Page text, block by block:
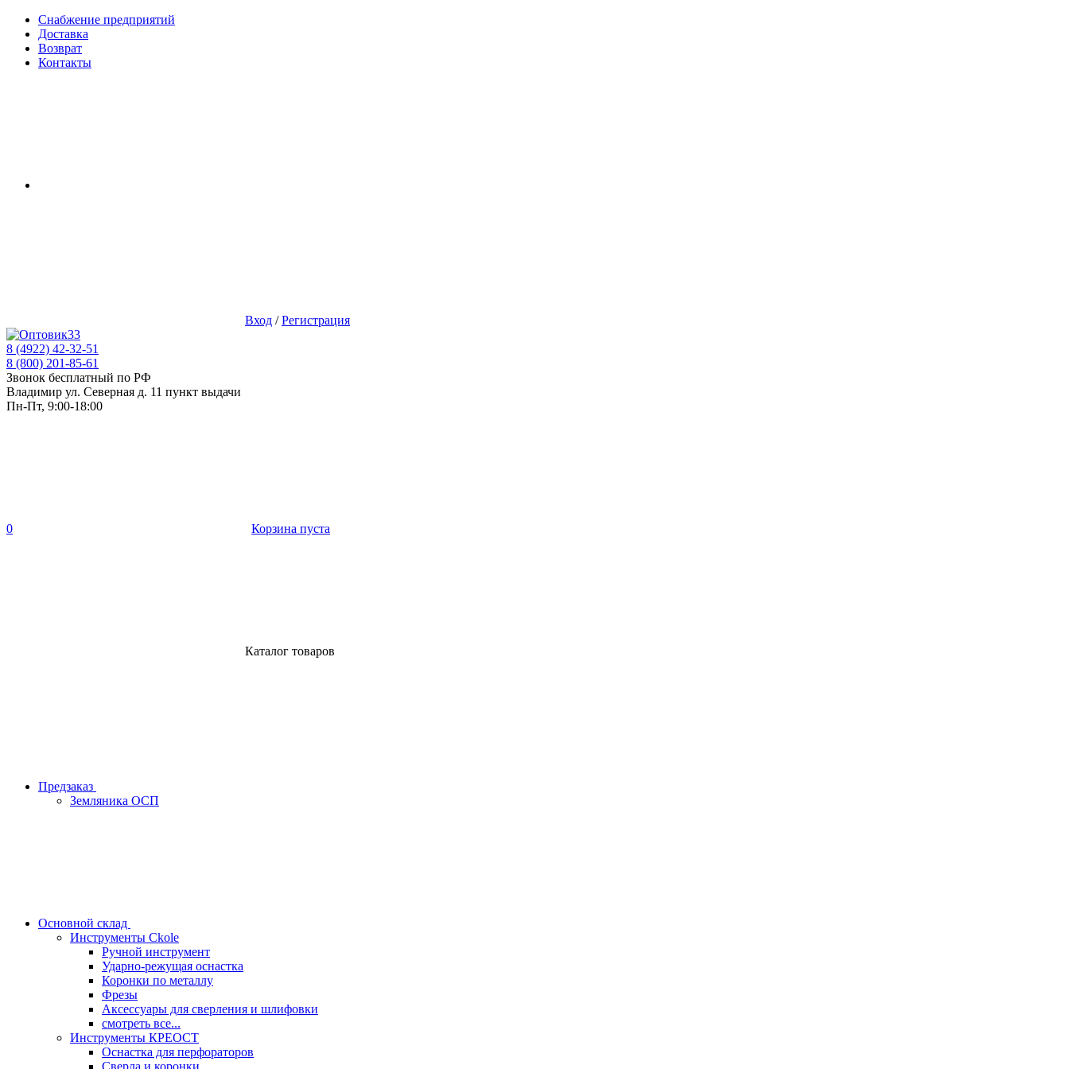
Снабжение предприятий
Доставка
Возврат
Контакты
Вход /Регистрация
8 (4922) 42-32-51
8 (800) 201-85-61
Звонок бесплатный по РФ
Владимир ул. Северная д. 11 пункт выдачи
Пн-Пт, 9:00-18:00
0 Корзина пуста
Каталог товаров
Предзаказ
Земляника ОСП
Основной склад
Инструменты Ckole
Ручной инструмент
Ударно‑режущая оснастка
Коронки по металлу
Фрезы
Аксессуары для сверления и шлифовки
смотреть все...
Инструменты КРЕОСТ
Оснастка для перфораторов
Сверла и коронки